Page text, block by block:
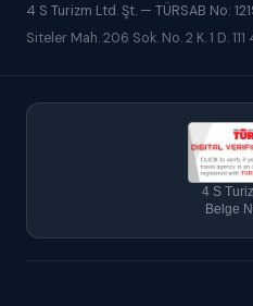
4 S Turizm Ltd. Şt. — TÜRSAB No:
Siteler Mah. 206 Sok. No. 2 K. 1 D.
4 S
Belge